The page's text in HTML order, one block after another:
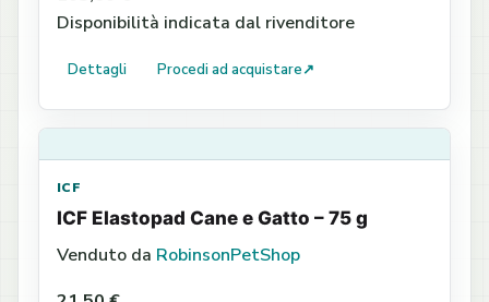
Disponibilità indicata dal rivenditore
Dettagli Procedi ad acquistare↗
ICF
ICF Elastopad Cane e Gatto – 75 g
Venduto da RobinsonPetShop